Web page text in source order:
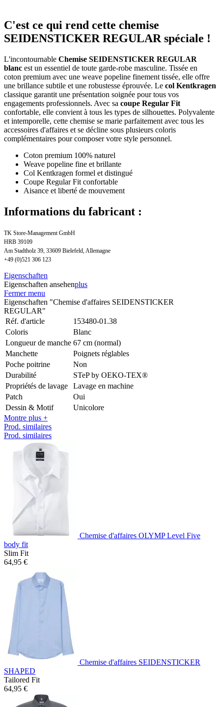
C'est ce qui rend cette chemise
SEIDENSTICKER REGULAR spéciale !
L'incontournable Chemise SEIDENSTICKER REGULAR
blanc est un essentiel de toute garde-robe masculine. Tissée en
coton premium avec une weave popeline finement tissée, elle offre
une brillance subtile et une robustesse éprouvée. Le col Kentkragen
classique garantit une présentation soignée pour tous vos
engagements professionnels. Avec sa coupe Regular Fit
confortable, elle convient à tous les types de silhouettes. Polyvalente
et intemporelle, cette chemise se marie parfaitement avec tous les
accessoires d'affaires et se décline sous plusieurs coloris
complémentaires pour composer votre style personnel.
Coton premium 100% naturel
Weave popeline fine et brillante
Col Kentkragen formel et distingué
Coupe Regular Fit confortable
Aisance et liberté de mouvement
Informations du fabricant :
TK Store-Management GmbH
HRB 39109
Am Stadtholz 39, 33609 Bielefeld, Allemagne
+49 (0)521 306 123
Eigenschaften
Eigenschaften ansehenplus
Fermer menu
Eigenschaften "Chemise d'affaires SEIDENSTICKER
REGULAR"
Réf. d'article
153480-01.38
Coloris
Blanc
Longueur de manche 67 cm (normal)
Manchette
Poignets réglables
Poche poitrine
Non
Durabilité
STeP by OEKO-TEX®
Propriétés de lavage
Lavage en machine
Patch
Oui
Dessin & Motif
Unicolore
Montre plus +
Prod. similaires
Prod. similaires
Chemise d'affaires OLYMP Level Five
body fit
Slim Fit
64,95 €
Chemise d'affaires SEIDENSTICKER
SHAPED
Tailored Fit
64,95 €